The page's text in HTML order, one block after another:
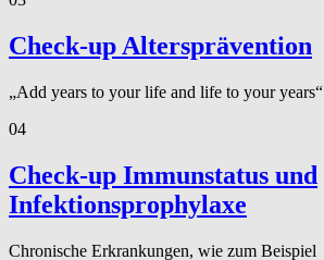
Check-up Altersprävention
„Add years to your life and life to your years“
04
Check-up Immunstatus und
Infektionsprophylaxe
Chronische Erkrankungen, wie zum Beispiel